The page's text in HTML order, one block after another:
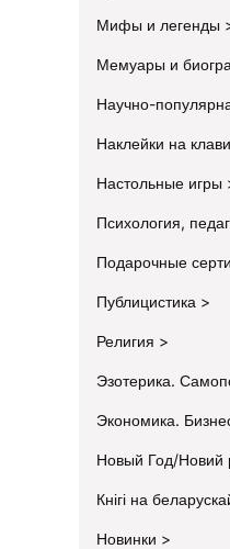
Мифы и легенды
Мемуары и
Научно-
Наклейки на
Настольные игры
Психология,
Подарочные
Публицистика
Религия
Эзотерика.
Экономика.
Новый Год/Новий
Кнігі на
Новинки